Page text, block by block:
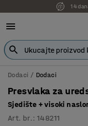
14
Dodaci Dodaci
Presvlaka za
Sjedište + visoki
Art. br. :148211